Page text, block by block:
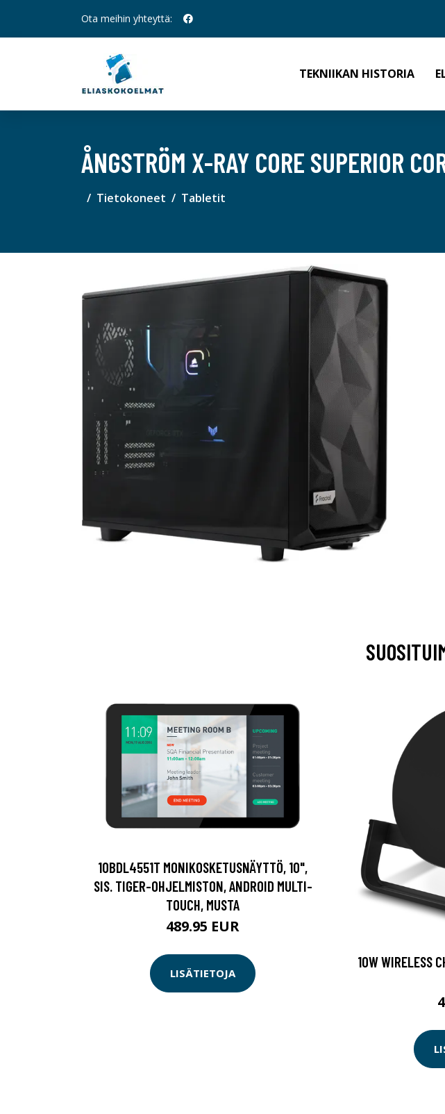
Ota meihin yhteyttä:
TEKNIIKAN HISTORIA
ÅNGSTRÖM X-RAY CORE SUPERIOR
Tietokoneet Tabletit
10BDL4551T MONIKOSKETUSNÄYTTÖ, 10",
SIS. TIGER-OHJELMISTON, ANDROID MULTI-
TOUCH, MUSTA
489.95 EUR
LISÄTIETOJA
10W WIRELESS